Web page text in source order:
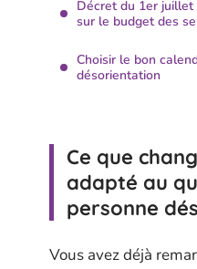
Décret du 1er
sur le budget des
Choisir le bon
désorientation
Ce que
adapté au
personne
Vous avez déjà